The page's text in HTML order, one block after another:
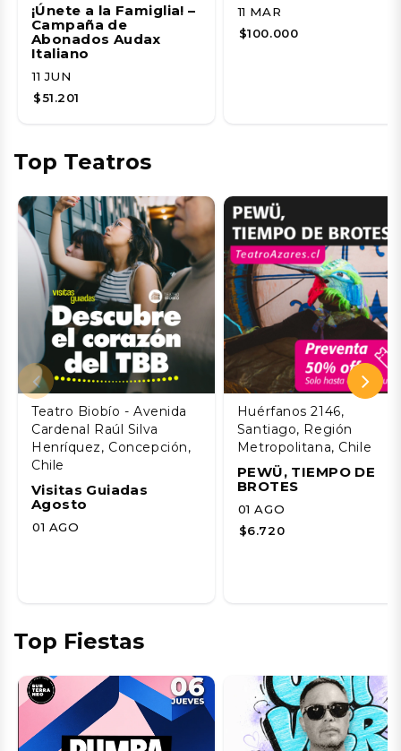
¡Únete a la Famiglia! –
Campaña de
Abonados Audax
Italiano
11 JUN
$51.201
11 MAR
$100.000
Top Teatros
Teatro Biobío - Avenida
Cardenal Raúl Silva
Henríquez, Concepción,
Chile
Visitas Guiadas
Agosto
01 AGO
Huérfanos 2146,
Santiago, Región
Metropolitana, Chile
PEWÜ, TIEMPO DE
BROTES
01 AGO
$6.720
Top Fiestas